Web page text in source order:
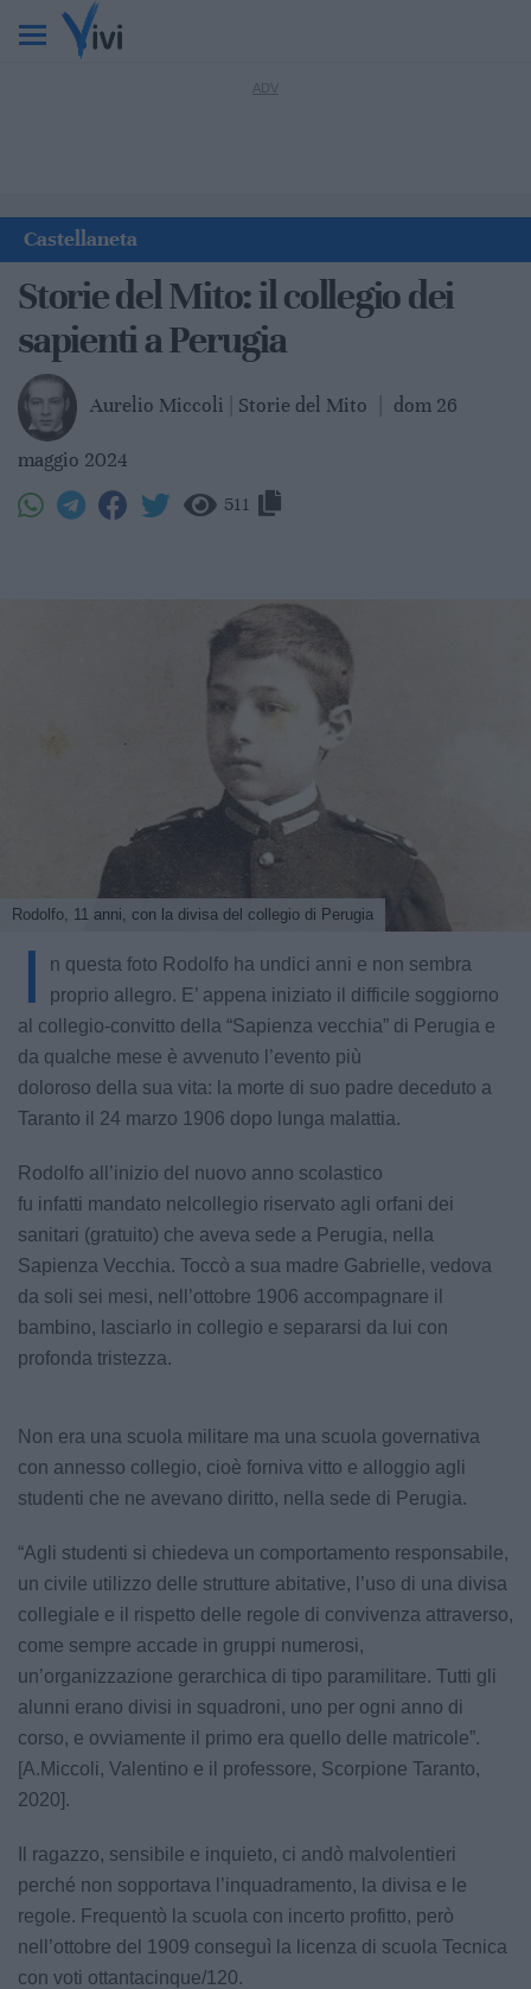
Castellaneta
Storie del Mito: il collegio dei
sapienti a Perugia
Aurelio Miccoli | Storie del Mito dom 26
maggio 2024
511
Rodolfo, 11 anni, con la divisa del collegio di Perugia
I
n questa foto Rodolfo ha undici anni e non sembra
proprio allegro. E’ appena iniziato il difficile soggiorno
al collegio-convitto della “Sapienza vecchia” di Perugia e
da qualche mese è avvenuto l’evento più
doloroso della sua vita: la morte di suo padre deceduto a
Taranto il 24 marzo 1906 dopo lunga malattia.
Rodolfo all’inizio del nuovo anno scolastico
fu infatti mandato nelcollegio riservato agli orfani dei
sanitari (gratuito) che aveva sede a Perugia, nella
Sapienza Vecchia. Toccò a sua madre Gabrielle, vedova
da soli sei mesi, nell’ottobre 1906 accompagnare il
bambino, lasciarlo in collegio e separarsi da lui con
profonda tristezza.
Non era una scuola militare ma una scuola governativa
con annesso collegio, cioè forniva vitto e alloggio agli
studenti che ne avevano diritto, nella sede di Perugia.
“Agli studenti si chiedeva un comportamento responsabile,
un civile utilizzo delle strutture abitative, l’uso di una divisa
collegiale e il rispetto delle regole di convivenza attraverso,
come sempre accade in gruppi numerosi,
un’organizzazione gerarchica di tipo paramilitare. Tutti gli
alunni erano divisi in squadroni, uno per ogni anno di
corso, e ovviamente il primo era quello delle matricole”.
[A.Miccoli, Valentino e il professore, Scorpione Taranto,
2020].
Il ragazzo, sensibile e inquieto, ci andò malvolentieri
perché non sopportava l’inquadramento, la divisa e le
regole. Frequentò la scuola con incerto profitto, però
nell’ottobre del 1909 conseguì la licenza di scuola Tecnica
con voti ottantacinque/120.